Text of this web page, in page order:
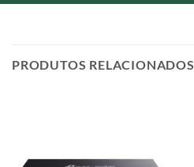
PRODUTOS RELACIONADOS